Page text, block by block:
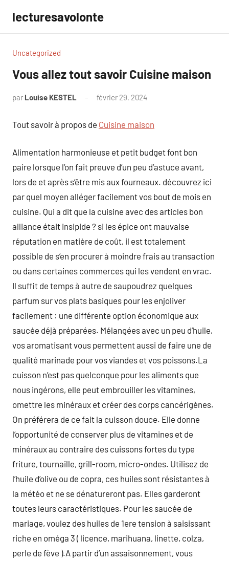
contenu
lecturesavolonte
Uncategorized
Vous allez tout savoir Cuisine maison
par Louise KESTEL février 29, 2024
Tout savoir à propos de Cuisine maison
Alimentation harmonieuse et petit budget font bon
paire lorsque l’on fait preuve d’un peu d’astuce avant,
lors de et après s’être mis aux fourneaux. découvrez ici
par quel moyen alléger facilement vos bout de mois en
cuisine. Qui a dit que la cuisine avec des articles bon
alliance était insipide ? si les épice ont mauvaise
réputation en matière de coût, il est totalement
possible de s’en procurer à moindre frais au transaction
ou dans certaines commerces qui les vendent en vrac.
Il suffit de temps à autre de saupoudrez quelques
parfum sur vos plats basiques pour les enjoliver
facilement : une différente option économique aux
saucée déjà préparées. Mélangées avec un peu d’huile,
vos aromatisant vous permettent aussi de faire une de
qualité marinade pour vos viandes et vos poissons.La
cuisson n’est pas quelconque pour les aliments que
nous ingérons, elle peut embrouiller les vitamines,
omettre les minéraux et créer des corps cancérigènes.
On préférera de ce fait la cuisson douce. Elle donne
l’opportunité de conserver plus de vitamines et de
minéraux au contraire des cuissons fortes du type
friture, tournaille, grill-room, micro-ondes. Utilisez de
l’huile d’olive ou de copra, ces huiles sont résistantes à
la météo et ne se dénatureront pas. Elles garderont
toutes leurs caractéristiques. Pour les saucée de
mariage, voulez des huiles de 1ere tension à saisissant
riche en oméga 3 ( licence, marihuana, linette, colza,
perle de fève ).A partir d’un assaisonnement, vous